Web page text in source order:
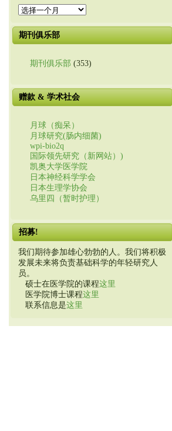
过
的
新
期刊俱乐部
期刊俱乐部 (353)
赠款 & 学术社会
月球（痴呆）
月球研究(肠内细菌)
wpi-bio2q
国际领先研究（新网站）)
凯奥大学医学院
日本神经科学学会
日本生理学协会
乌里四（暂时护理）
招募!
我们期待参加雄心勃勃的人。我们将积极
发展未来将负责基础科学的年轻研究人
员。
硕士在医学院的课程这里
医学院博士课程这里
联系信息是这里